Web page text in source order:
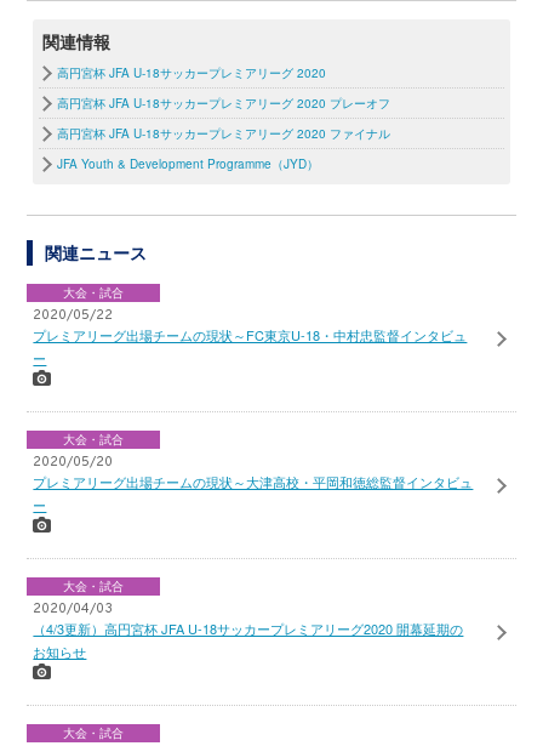
関連情報
高円宮杯 JFA U-18サッカープレミアリーグ 2020
高円宮杯 JFA U-18サッカープレミアリーグ 2020 プレーオフ
高円宮杯 JFA U-18サッカープレミアリーグ 2020 ファイナル
JFA Youth & Development Programme（JYD）
関連ニュース
大会・試合
2020/05/22
プレミアリーグ出場チームの現状～FC東京U-18・中村忠監督インタビュ
ー
大会・試合
2020/05/20
プレミアリーグ出場チームの現状～大津高校・平岡和徳総監督インタビュ
ー
大会・試合
2020/04/03
（4/3更新）高円宮杯 JFA U-18サッカープレミアリーグ2020 開幕延期の
お知らせ
大会・試合